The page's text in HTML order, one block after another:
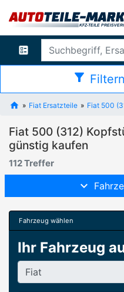
ballot
filter_alt
Fiat Ersatzteile Fiat 500
Fiat 500 (312)
günstig kaufen
112 Treffer
Fahrzeug wählen
Ihr Fahrzeug
Hersteller